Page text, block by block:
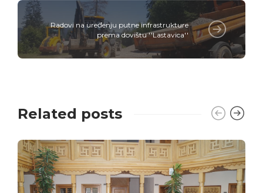
Radovi na uređenju putne infrastrukture
prema dovištu ''Lastavica''
Related posts